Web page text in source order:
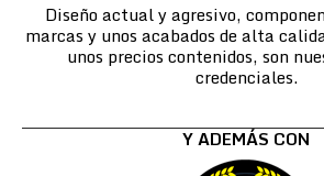
Diseño actual y agresivo,
marcas y unos acabados de alta
unos precios contenidos, son
credenciales.
Y ADEMÁS CON